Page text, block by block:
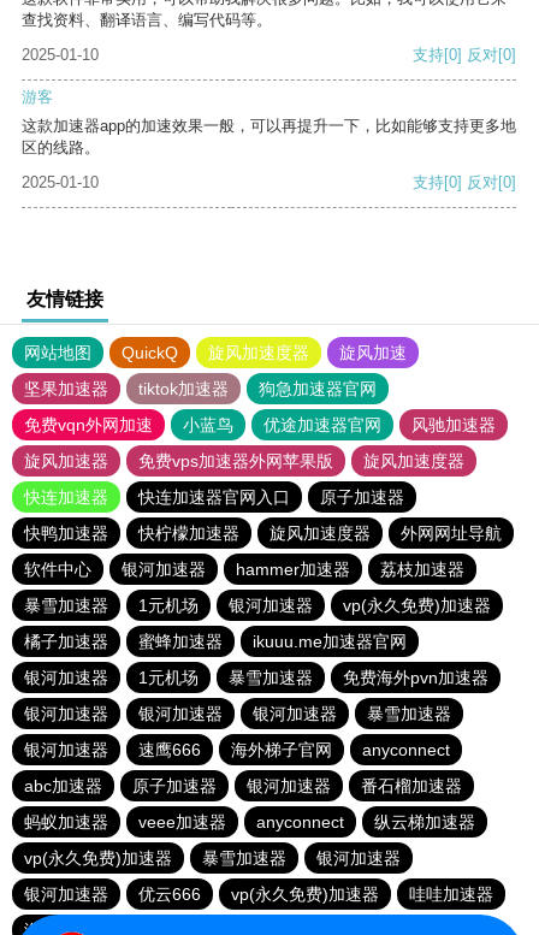
查找资料、翻译语言、编写代码等。
2025-01-10
支持[0] 反对[0]
游客
这款加速器app的加速效果一般，可以再提升一下，比如能够支持更多地
区的线路。
2025-01-10
支持[0] 反对[0]
友情链接
网站地图 QuickQ 旋风加速度器
旋风加速
坚果加速器
tiktok加速器
狗急加速器官网
免费vqn外网加速
小蓝鸟 优途加速器官网
风驰加速器
旋风加速器
免费vps加速器外网苹果版
旋风加速度器
快连加速器
快连加速器官网入口
原子加速器
快鸭加速器
快柠檬加速器 旋风加速度器
外网网址导航
软件中心
银河加速器 hammer加速器
荔枝加速器
暴雪加速器
1元机场 银河加速器
vp(永久免费)加速器
橘子加速器
蜜蜂加速器
ikuuu.me加速器官网
银河加速器
1元机场 暴雪加速器
免费海外pvn加速器
银河加速器
银河加速器 银河加速器
暴雪加速器
银河加速器
速鹰666 海外梯子官网
anyconnect
abc加速器
原子加速器 银河加速器
番石榴加速器
蚂蚁加速器
veee加速器 anyconnect
纵云梯加速器
vp(永久免费)加速器
暴雪加速器
银河加速器
银河加速器
优云666 vp(永久免费)加速器
哇哇加速器
海鸥加速器